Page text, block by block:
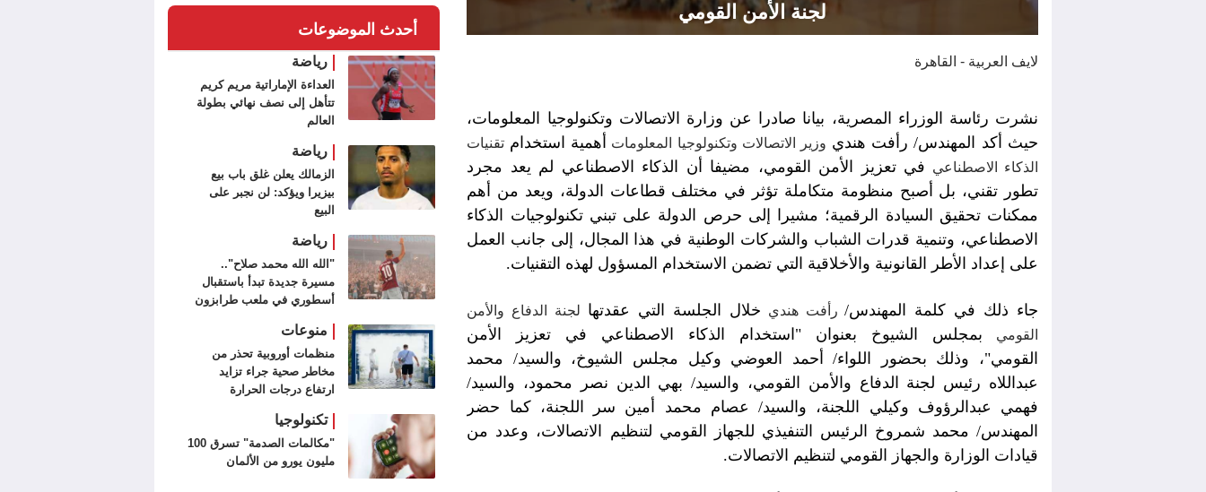
لجنة الأمن القومي
لايف العربية - القاهرة
نشرت رئاسة الوزراء المصرية، بيانا صادرا عن وزارة الاتصالات وتكنولوجيا المعلومات،
حيث أكد المهندس/ رأفت هندي وزير الاتصالات وتكنولوجيا المعلومات أهمية استخدام تقنيات
الذكاء الاصطناعي في تعزيز الأمن القومي، مضيفا أن الذكاء الاصطناعي لم يعد مجرد
تطور تقني، بل أصبح منظومة متكاملة تؤثر في مختلف قطاعات الدولة، ويعد من أهم
ممكنات تحقيق السيادة الرقمية؛ مشيرا إلى حرص الدولة على تبني تكنولوجيات الذكاء
الاصطناعي، وتنمية قدرات الشباب والشركات الوطنية في هذا المجال، إلى جانب العمل
على إعداد الأطر القانونية والأخلاقية التي تضمن الاستخدام المسؤول لهذه التقنيات.
جاء ذلك في كلمة المهندس/رأفت هندي خلال الجلسة التي عقدتها لجنة الدفاع والأمن
القومي بمجلس الشيوخ بعنوان "استخدام الذكاء الاصطناعي في تعزيز الأمن
القومي"، وذلك بحضور اللواء/ أحمد العوضي وكيل مجلس الشيوخ، والسيد/ محمد
عبداللاه رئيس لجنة الدفاع والأمن القومي، والسيد/ بهي الدين نصر محمود، والسيد/
فهمي عبدالرؤوف وكيلي اللجنة، والسيد/ عصام محمد أمين سر اللجنة، كما حضر
المهندس/ محمد شمروخ الرئيس التنفيذي للجهاز القومي لتنظيم الاتصالات، وعدد من
قيادات الوزارة والجهاز القومي لتنظيم الاتصالات.
أحدث الموضوعات
رياضة
العداءة الإماراتية مريم كريم
تتأهل إلى نصف نهائي بطولة
العالم
رياضة
الزمالك يعلن غلق باب بيع
بيزيرا ويؤكد: لن نجبر على
البيع
رياضة
"الله الله محمد صلاح"..
مسيرة جديدة تبدأ باستقبال
أسطوري في ملعب طرابزون
منوعات
منظمات أوروبية تحذر من
مخاطر صحية جراء تزايد
ارتفاع درجات الحرارة
تكنولوجيا
"مكالمات الصدمة" تسرق 100
مليون يورو من الألمان